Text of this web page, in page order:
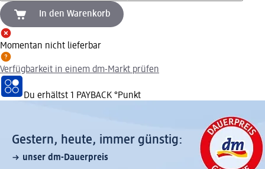
In den Warenkorb
Momentan nicht lieferbar
Verfügbarkeit in einem dm-Markt prüfen
Du erhältst 1 PAYBACK °Punkt
Gestern, heute, immer günstig:
unser dm-Dauerpreis